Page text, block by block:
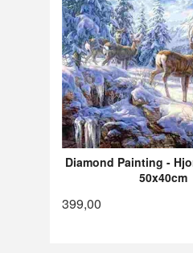
Diamond Painting -
50x40cm
399,00